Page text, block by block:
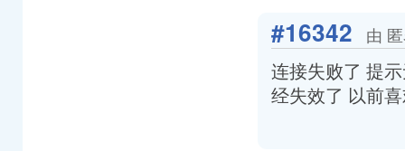
#16342 由
连接失败了 提
经失效了 以前